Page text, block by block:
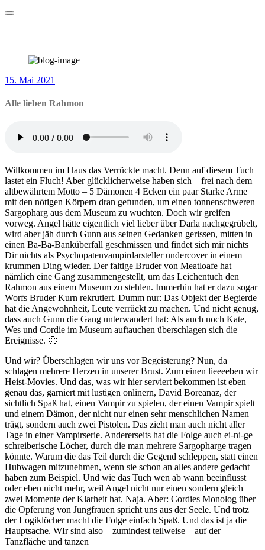
Zum
15. Mai 2021
Alle lieben Rahmon
Willkommen im Haus das Verrückte macht. Denn auf diesem Tuch
lastet ein Fluch! Aber glücklicherweise haben sich – frei nach dem
altbewährtem Motto – 5 Dämonen 4 Ecken ein paar Starke Arme
mit den nötigen Körpern dran gefunden, um einen tonnenschweren
Sargopharg aus dem Museum zu wuchten. Doch wir greifen
vorweg. Angel hätte eigentlich viel lieber über Darla nachgegrübelt,
wird aber jäh durch Gunn aus seinen Gedanken gerissen, mitten in
einen Ba-Ba-Banküberfall geschmissen und findet sich mir nichts
Dir nichts als Psychopatenvampirdarsteller undercover in einem
krummen Ding wieder. Der faltige Bruder von Meatloafe hat
nämlich eine Gang zusammengestellt, um das Leichentuch den
Rahmon aus einem Museum zu stehlen. Immerhin hat er dazu sogar
Worfs Bruder Kurn rekrutiert. Dumm nur: Das Objekt der Begierde
hat die Angewohnheit, Leute verrückt zu machen. Und nicht genug,
dass auch Gunn die Gang unterwandert hat: Als auch noch Kate,
Wes und Cordie im Museum auftauchen überschlagen sich die
Ereignisse. 🙂
Und wir? Überschlagen wir uns vor Begeisterung? Nun, da
schlagen mehrere Herzen in unserer Brust. Zum einen lieeeeben wir
Heist-Movies. Und das, was wir hier serviert bekommen ist eben
genau das, garniert mit lustigen onlinern, David Boreanaz, der
sichtlich Spaß hat, einen Vampir zu spielen, der einen Vampir spielt
und einem Dämon, der nicht nur einen sehr menschlichen Namen
trägt, sondern auch zwei Pistolen. Das zieht man auch nicht aller
Tage in einer Vampirserie. Andererseits hat die Folge auch ei-ni-ge
schreiberische Löcher, durch die man mehrere Sargopharge tragen
könnte. Warum die das Teil durch die Gegend schleppen, statt einen
Hubwagen mitzunehmen, wenn sie schon an alles andere gedacht
haben zum Beispiel. Und wie das Tuch wen ab wann beeinflusst
oder eben nicht mehr, weil Angel nicht nur einen sondern gleich
zwei Momente der Klarheit hat. Naja. Aber: Cordies Monolog über
die Opferung von Jungfrauen spricht uns aus der Seele. Und trotz
der Logiklöcher macht die Folge einfach Spaß. Und das ist ja die
Hauptsache. WIr sind also – zumindest teilweise – auf der
Tanzfläche und tanzen